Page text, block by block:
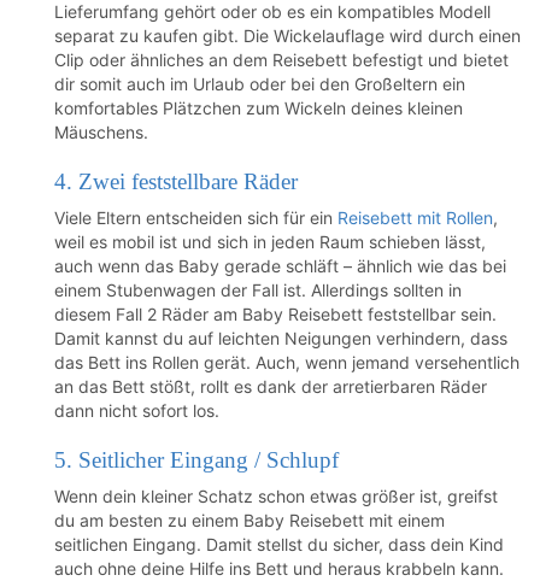
Lieferumfang gehört oder ob es ein kompatibles Modell
separat zu kaufen gibt. Die Wickelauflage wird durch einen
Clip oder ähnliches an dem Reisebett befestigt und bietet
dir somit auch im Urlaub oder bei den Großeltern ein
komfortables Plätzchen zum Wickeln deines kleinen
Mäuschens.
4. Zwei feststellbare Räder
Viele Eltern entscheiden sich für ein Reisebett mit Rollen,
weil es mobil ist und sich in jeden Raum schieben lässt,
auch wenn das Baby gerade schläft – ähnlich wie das bei
einem Stubenwagen der Fall ist. Allerdings sollten in
diesem Fall 2 Räder am Baby Reisebett feststellbar sein.
Damit kannst du auf leichten Neigungen verhindern, dass
das Bett ins Rollen gerät. Auch, wenn jemand versehentlich
an das Bett stößt, rollt es dank der arretierbaren Räder
dann nicht sofort los.
5. Seitlicher Eingang / Schlupf
Wenn dein kleiner Schatz schon etwas größer ist, greifst
du am besten zu einem Baby Reisebett mit einem
seitlichen Eingang. Damit stellst du sicher, dass dein Kind
auch ohne deine Hilfe ins Bett und heraus krabbeln kann.